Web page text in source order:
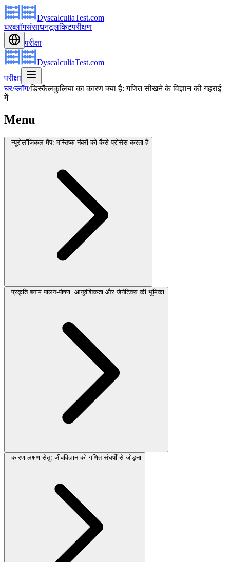
DyscalculiaTest.com
घरब्लॉगसंसाधनटूलकिटपरीक्षण
परीक्षा
DyscalculiaTest.com
परीक्षा
घर/ब्लॉग/डिस्कैलकुलिया का कारण क्या है: गणित सीखने के विज्ञान की गहराई
में
Menu
न्यूरोलॉजिकल मैप: मस्तिष्क नंबरों को कैसे प्रोसेस करता है
प्रकृति बनाम पालन-पोषण: आनुवंशिकता और जेनेटिक्स की भूमिका
कारण-लक्षण सेतु: जीवविज्ञान को गणित संघर्षों से जोड़ना